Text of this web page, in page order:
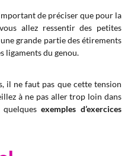
de préciser que pour la
allez ressentir des petites
grande partie des étirements
ligaments du genou.
il ne faut pas que cette tension
à ne pas aller trop loin dans
exemples d’exercices